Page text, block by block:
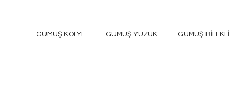
GÜMÜŞ KOLYE GÜMÜŞ YÜZÜK GÜMÜŞ